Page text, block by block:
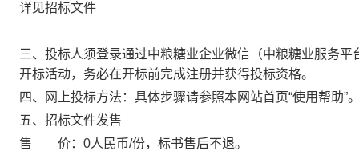
详见招标文件
三、投标人须登录通过中粮糖业企业微信（中粮糖业服务
开标活动，务必在开标前完成注册并获得投标资格。
四、网上投标方法：具体步骤请参照本网站首页“使用帮助”
五、招标文件发售
售 价：0人民币/份，标书售后不退。